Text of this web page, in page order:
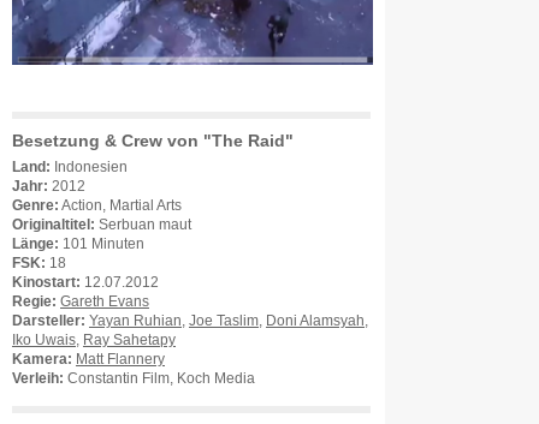
Besetzung & Crew von "The Raid"
Land: Indonesien
Jahr: 2012
Genre: Action, Martial Arts
Originaltitel: Serbuan maut
Länge: 101 Minuten
FSK: 18
Kinostart: 12.07.2012
Regie: Gareth Evans
Darsteller: Yayan Ruhian Joe Taslim Doni Alamsyah
Iko Uwais
Ray Sahetapy
Kamera: Matt Flannery
Verleih: Constantin Film, Koch Media